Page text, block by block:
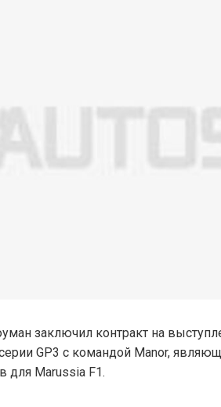
заключил контракт на
GP3 с командой Manor,
для Marussia F1.